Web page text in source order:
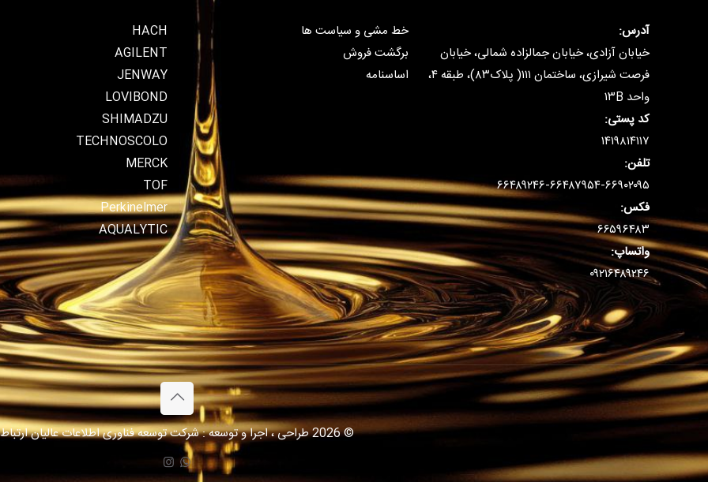
آدرس:
خیابان آزادی، خیابان جمالزاده شمالی، خیابان
فرصت شیرازی، ساختمان ۱۱۱( پلاک۸۳)، طبقه ۴،
واحد ۱۳B
کد پستی:
۱۴۱۹۸۱۴۱۱۷
تلفن:
۶۶۴۸۹۲۴۶-۶۶۴۸۷۹۵۴-۶۶۹۰۲۰۹۵
فکس:
۶۶۵۹۶۴۸۳
واتساپ:
۰۹۲۱۶۴۸۹۲۴۶
خط مشی و سیاست ها
برگشت فروش
اساسنامه
HACH
AGILENT
JENWAY
LOVIBOND
SHIMADZU
TECHNOSCOLO
MERCK
TOF
Perkinelmer
AQUALYTIC
© 2026 طراحی ، اجرا و توسعه : شرکت توسعه فناوری اطلاعات عالیان ارتباط